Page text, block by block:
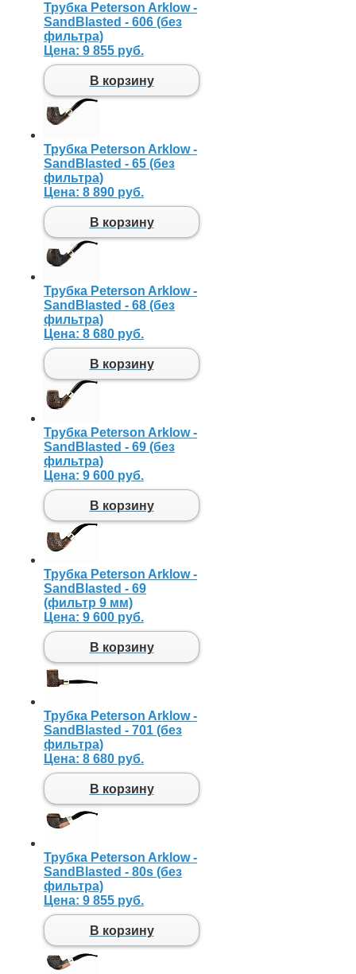
Трубка Peterson Arklow -
SandBlasted - 606 (без
фильтра)
Цена: 9 855 руб.
В корзину
Трубка Peterson Arklow -
SandBlasted - 65 (без
фильтра)
Цена: 8 890 руб.
В корзину
Трубка Peterson Arklow -
SandBlasted - 68 (без
фильтра)
Цена: 8 680 руб.
В корзину
Трубка Peterson Arklow -
SandBlasted - 69 (без
фильтра)
Цена: 9 600 руб.
В корзину
Трубка Peterson Arklow -
SandBlasted - 69
(фильтр 9 мм)
Цена: 9 600 руб.
В корзину
Трубка Peterson Arklow -
SandBlasted - 701 (без
фильтра)
Цена: 8 680 руб.
В корзину
Трубка Peterson Arklow -
SandBlasted - 80s (без
фильтра)
Цена: 9 855 руб.
В корзину